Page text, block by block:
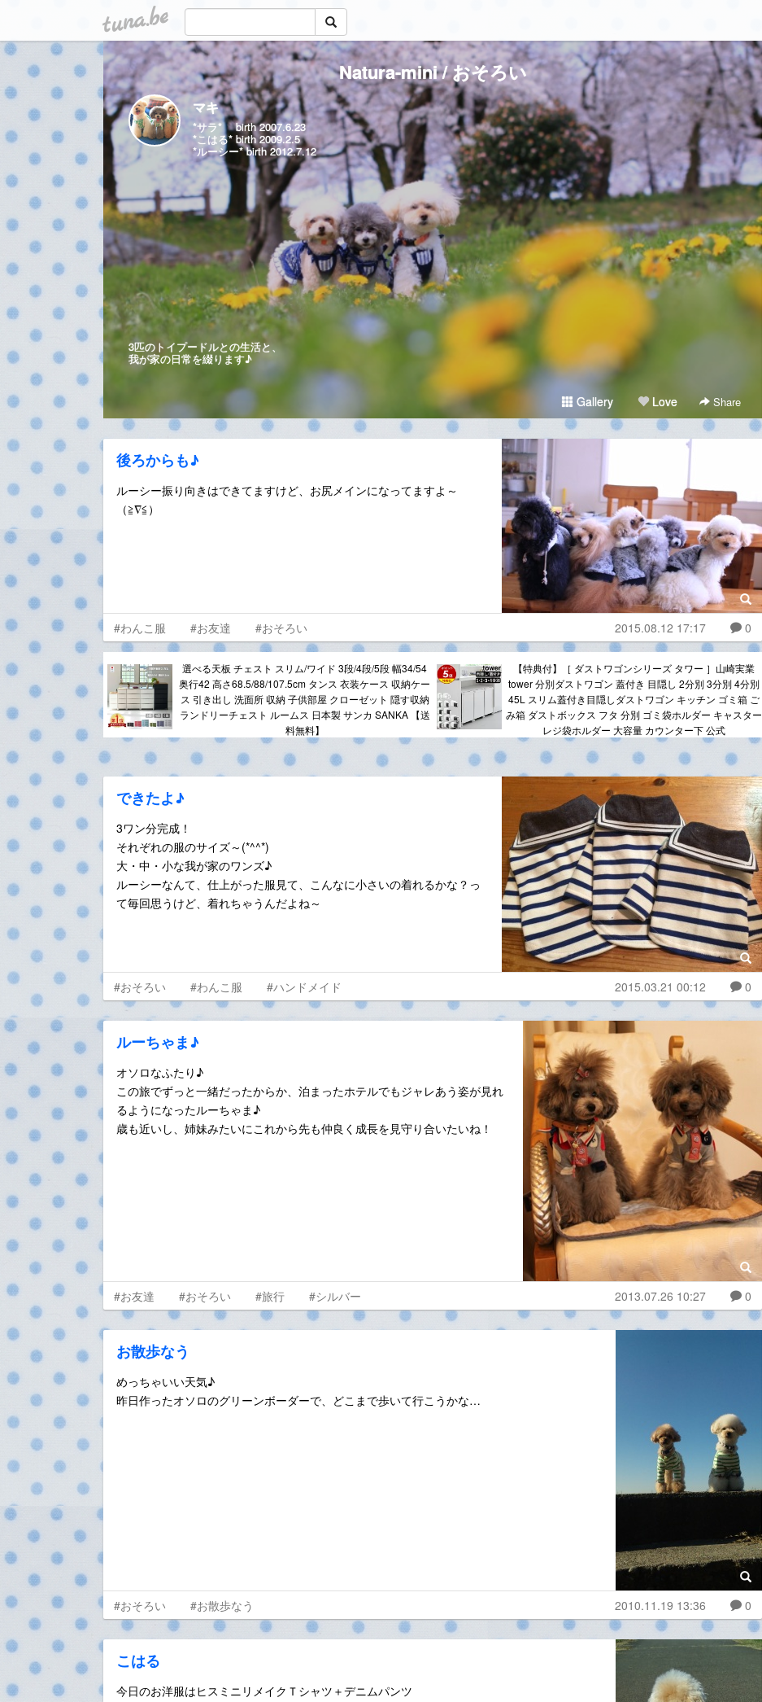
tuna.be
Natura-mini / おそろい
マキ
*サラ* birth 2007.6.23
*こはる* birth 2009.2.5
*ルーシー* birth 2012.7.12
3匹のトイプードルとの生活と、
我が家の日常を綴ります♪
Gallery Love Share
後ろからも♪
ルーシー振り向きはできてますけど、お尻メインになってますよ～
（≧∇≦）
#わんこ服 #お友達 #おそろい 2015.08.12 17:17 0
選べる天板 チェスト スリム/ワイド 3段/4段/5段 幅34/54
奥行42 高さ68.5/88/107.5cm タンス 衣装ケース 収納ケー
ス 引き出し 洗面所 収納 子供部屋 クローゼット 隠す収納
ランドリーチェスト ルームス 日本製 サンカ SANKA 【送
料無料】
【特典付】［ ダストワゴンシリーズ タワー ］山崎実業
tower 分別ダストワゴン 蓋付き 目隠し 2分別 3分別 4分別
45L スリム蓋付き目隠しダストワゴン キッチン ゴミ箱 ご
み箱 ダストボックス フタ 分別 ゴミ袋ホルダー キャスター
レジ袋ホルダー 大容量 カウンター下 公式
できたよ♪
3ワン分完成！
それぞれの服のサイズ～(*^^*)
大・中・小な我が家のワンズ♪
ルーシーなんて、仕上がった服見て、こんなに小さいの着れるかな？っ
て毎回思うけど、着れちゃうんだよね～
#おそろい #わんこ服 #ハンドメイド 2015.03.21 00:12 0
ルーちゃま♪
オソロなふたり♪
この旅でずっと一緒だったからか、泊まったホテルでもジャレあう姿が見れ
るようになったルーちゃま♪
歳も近いし、姉妹みたいにこれから先も仲良く成長を見守り合いたいね！
#お友達 #おそろい #旅行 #シルバー 2013.07.26 10:27 0
お散歩なう
めっちゃいい天気♪
昨日作ったオソロのグリーンボーダーで、どこまで歩いて行こうかな…
#おそろい #お散歩なう 2010.11.19 13:36 0
こはる
今日のお洋服はヒスミニリメイクＴシャツ＋デニムパンツ